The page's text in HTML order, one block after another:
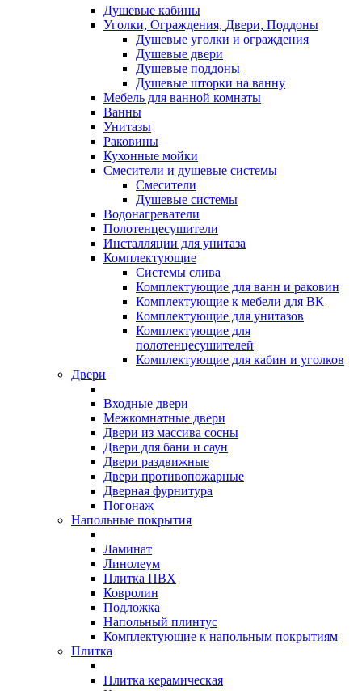
Душевые кабины
Уголки, Ограждения, Двери, Поддоны
Душевые уголки и ограждения
Душевые двери
Душевые поддоны
Душевые шторки на ванну
Мебель для ванной комнаты
Ванны
Унитазы
Раковины
Кухонные мойки
Смесители и душевые системы
Смесители
Душевые системы
Водонагреватели
Полотенцесушители
Инсталляции для унитаза
Комплектующие
Системы слива
Комплектующие для ванн и раковин
Комплектующие к мебели для ВК
Комплектующие для унитазов
Комплектующие для
полотенцесушителей
Комплектующие для кабин и уголков
Двери
Входные двери
Межкомнатные двери
Двери из массива сосны
Двери для бани и саун
Двери раздвижные
Двери противопожарные
Дверная фурнитура
Погонаж
Напольные покрытия
Ламинат
Линолеум
Плитка ПВХ
Ковролин
Подложка
Напольный плинтус
Комплектующие к напольным покрытиям
Плитка
Плитка керамическая